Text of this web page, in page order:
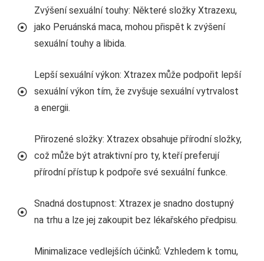
Zvýšení sexuální touhy: Některé složky Xtrazexu,
jako Peruánská maca, mohou přispět k zvýšení
sexuální touhy a libida.
Lepší sexuální výkon: Xtrazex může podpořit lepší
sexuální výkon tím, že zvyšuje sexuální vytrvalost
a energii.
Přirozené složky: Xtrazex obsahuje přírodní složky,
což může být atraktivní pro ty, kteří preferují
přírodní přístup k podpoře své sexuální funkce.
Snadná dostupnost: Xtrazex je snadno dostupný
na trhu a lze jej zakoupit bez lékařského předpisu.
Minimalizace vedlejších účinků: Vzhledem k tomu,